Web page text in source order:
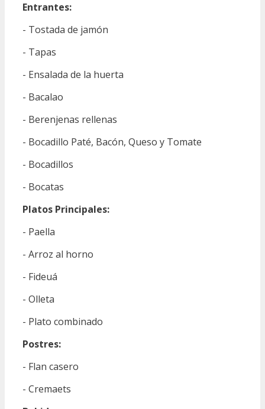
Entrantes:
- Tostada de jamón
- Tapas
- Ensalada de la huerta
- Bacalao
- Berenjenas rellenas
- Bocadillo Paté, Bacón, Queso y Tomate
- Bocadillos
- Bocatas
Platos Principales:
- Paella
- Arroz al horno
- Fideuá
- Olleta
- Plato combinado
Postres:
- Flan casero
- Cremaets